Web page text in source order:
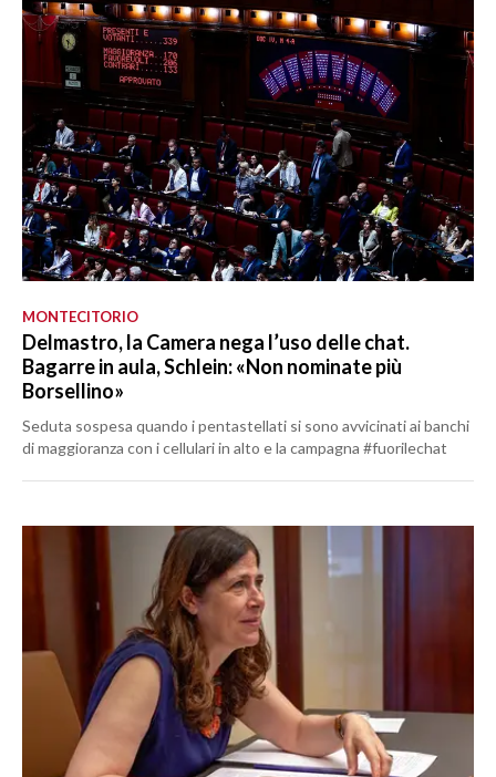
MONTECITORIO
Delmastro, la Camera nega l’uso delle chat.
Bagarre in aula, Schlein: «Non nominate più
Borsellino»
Seduta sospesa quando i pentastellati si sono avvicinati ai banchi
di maggioranza con i cellulari in alto e la campagna #fuorilechat